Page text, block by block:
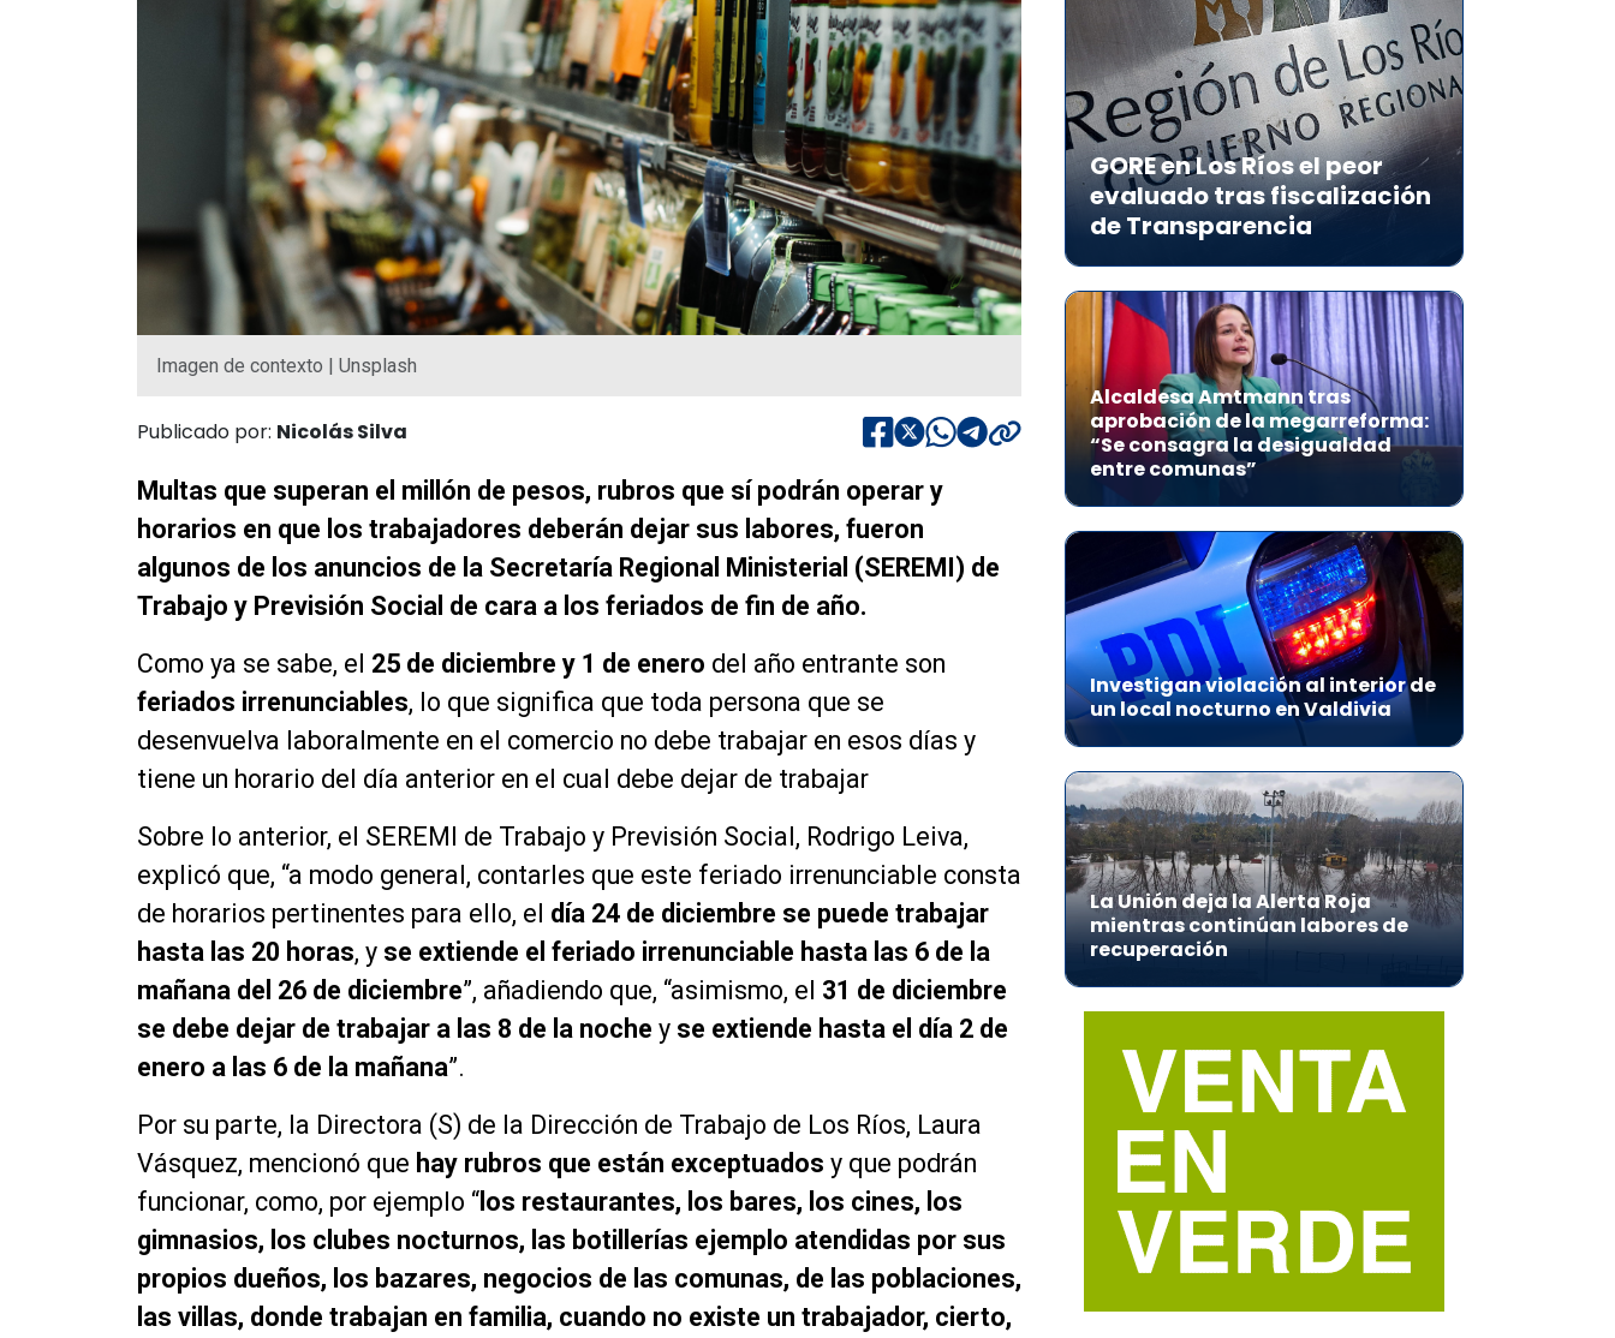
Imagen de contexto | Unsplash
Publicado por: Nicolás Silva
Multas que superan el millón de pesos, rubros que sí podrán operar y
horarios en que los trabajadores deberán dejar sus labores, fueron
algunos de los anuncios de la Secretaría Regional Ministerial (SEREMI) de
Trabajo y Previsión Social de cara a los feriados de fin de año.
Como ya se sabe, el 25 de diciembre y 1 de enero del año entrante son
feriados irrenunciables, lo que significa que toda persona que se
desenvuelva laboralmente en el comercio no debe trabajar en esos días y
tiene un horario del día anterior en el cual debe dejar de trabajar
Sobre lo anterior, el SEREMI de Trabajo y Previsión Social, Rodrigo Leiva,
explicó que, “a modo general, contarles que este feriado irrenunciable consta
de horarios pertinentes para ello, el día 24 de diciembre se puede trabajar
hasta las 20 horas, y se extiende el feriado irrenunciable hasta las 6 de la
mañana del 26 de diciembre”, añadiendo que, “asimismo, el 31 de diciembre
se debe dejar de trabajar a las 8 de la noche y se extiende hasta el día 2 de
enero a las 6 de la mañana”.
Por su parte, la Directora (S) de la Dirección de Trabajo de Los Ríos, Laura
Vásquez, mencionó que hay rubros que están exceptuados y que podrán
funcionar, como, por ejemplo “ los restaurantes, los bares, los cines, los
gimnasios, los clubes nocturnos, las botillerías ejemplo atendidas por sus
propios dueños, los bazares, negocios de las comunas, de las poblaciones,
las villas, donde trabajan en familia, cuando no existe un trabajador, cierto,
GORE en Los Ríos el peor
evaluado tras fiscalización
de Transparencia
Alcaldesa Amtmann tras
aprobación de la megarreforma:
“Se consagra la desigualdad
entre comunas”
Investigan violación al interior de
un local nocturno en Valdivia
La Unión deja la Alerta Roja
mientras continúan labores de
recuperación